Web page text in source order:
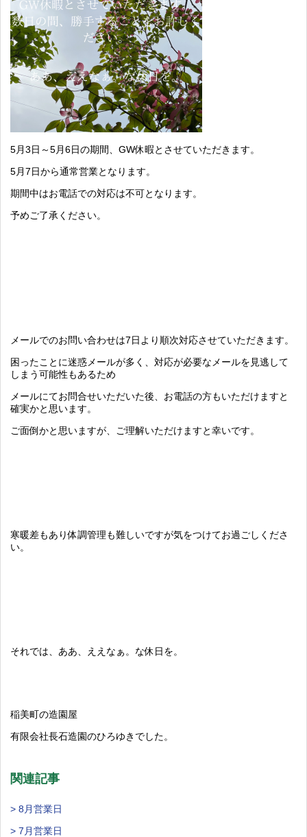
5月3日～5月6日の期間、GW休暇とさせていただきます。
5月7日から通常営業となります。
期間中はお電話での対応は不可となります。
予めご了承ください。
メールでのお問い合わせは7日より順次対応させていただきます。
困ったことに迷惑メールが多く、対応が必要なメールを見逃して
しまう可能性もあるため
メールにてお問合せいただいた後、お電話の方もいただけますと
確実かと思います。
ご面倒かと思いますが、ご理解いただけますと幸いです。
寒暖差もあり体調管理も難しいですが気をつけてお過ごしくださ
い。
それでは、ああ、ええなぁ。な休日を。
稲美町の造園屋
有限会社長石造園のひろゆきでした。
関連記事
> 8月営業日
> 7月営業日